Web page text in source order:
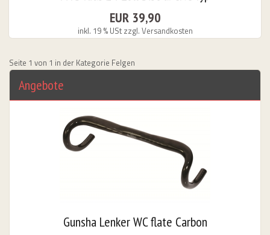
EUR 39,90
inkl. 19 % USt zzgl. Versandkosten
Seite 1 von 1 in der Kategorie Felgen
Angebote
Gunsha Lenker WC flate Carbon